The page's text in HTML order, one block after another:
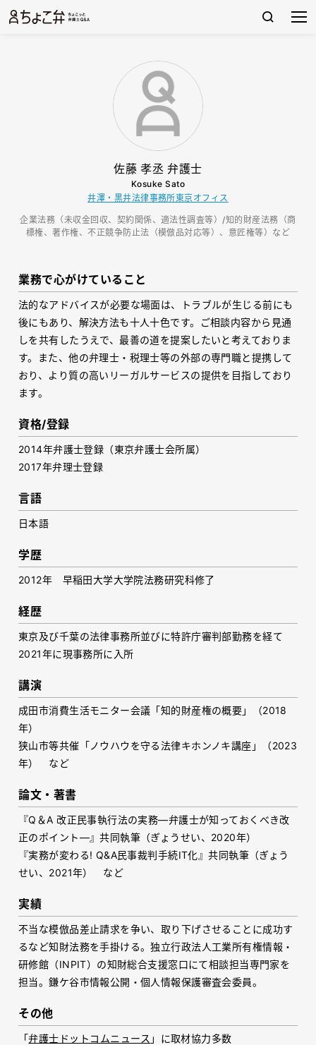
佐藤 孝丞 弁護士
Kosuke Sato
井澤・黒井法律事務所東京オフィス
企業法務（未収金回収、契約関係、適法性調査等）/知的財産法務（商
標権、著作権、不正競争防止法（模倣品対応等）、意匠権等）など
業務で心がけていること
法的なアドバイスが必要な場面は、トラブルが生じる前にも
後にもあり、解決方法も十人十色です。ご相談内容から見通
しを共有したうえで、最善の道を提案したいと考えておりま
す。また、他の弁理士・税理士等の外部の専門職と提携して
おり、より質の高いリーガルサービスの提供を目指しており
ます。
資格/登録
2014年弁護士登録（東京弁護士会所属）
2017年弁理士登録
言語
日本語
学歴
2012年 早稲田大学大学院法務研究科修了
経歴
東京及び千葉の法律事務所並びに特許庁審判部勤務を経て
2021年に現事務所に入所
講演
成田市消費生活モニター会議「知的財産権の概要」（2018
年）
狭山市等共催「ノウハウを守る法律キホンノキ講座」（2023
年） など
論文・著書
『Q＆A 改正民事執行法の実務―弁護士が知っておくべき改
正のポイント―』共同執筆（ぎょうせい、2020年）
『実務が変わる! Q&A民事裁判手続IT化』共同執筆（ぎょう
せい、2021年） など
実績
不当な模倣品差止請求を争い、取り下げさせることに成功す
るなど知財法務を手掛ける。独立行政法人工業所有権情報・
研修館（INPIT）の知財総合支援窓口にて相談担当専門家を
担当。鎌ケ谷市情報公開・個人情報保護審査会委員。
その他
「弁護士ドットコムニュース 」に取材協力多数